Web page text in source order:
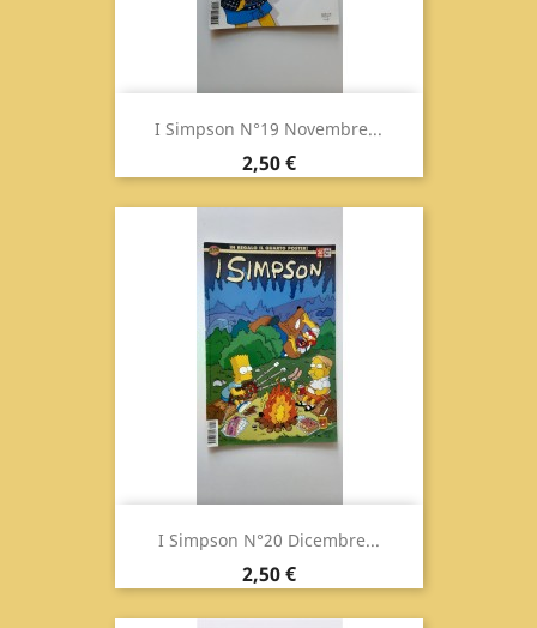
I Simpson N°19 Novembre...
Prezzo
2,50 €
I Simpson N°20 Dicembre...
Prezzo
2,50 €